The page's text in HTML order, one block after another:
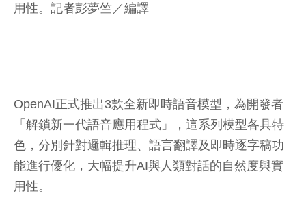
用性。 記者彭夢竺／編譯
OpenAI正式推出3款全新即時語音模型，為開發者
「解鎖新一代語音應用程式」，這系列模型各具特
色，分別針對邏輯推理、語言翻譯及即時逐字稿功
能進行優化，大幅提升AI與人類對話的自然度與實
用性。